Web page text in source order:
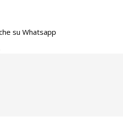
su Whatsapp